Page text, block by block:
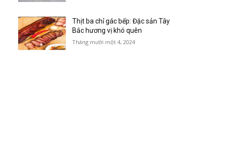
Thịt ba chỉ gác bếp: Đặc sản Tây
Bắc hương vị khó quên
Tháng mười một 4, 2024